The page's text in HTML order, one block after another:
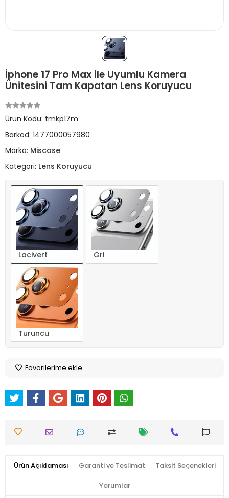
İphone 17 Pro Max ile Uyumlu Kamera
Ünitesini Tam Kapatan Lens Koruyucu
Ürün Kodu: tmkp17m
Barkod: 1477000057980
Marka: Miscase
Kategori: Lens Koruyucu
Lacivert Gri
Turuncu
Favorilerime ekle
Ürün Açıklaması Garanti ve Teslimat Taksit Seçenekleri
Yorumlar